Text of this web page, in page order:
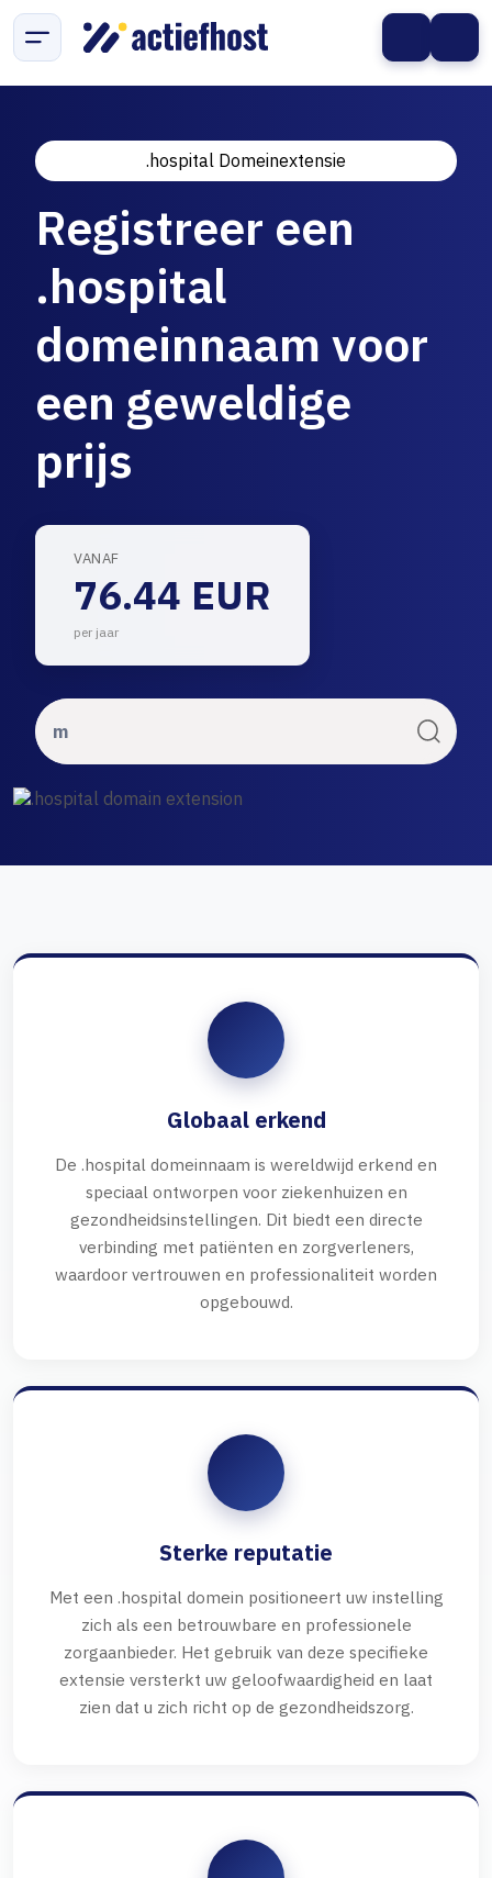
.hospital Domeinextensie
Registreer een
.hospital
domeinnaam voor
een geweldige
prijs
VANAF
76.44 EUR
per jaar
Globaal erkend
De .hospital domeinnaam is wereldwijd erkend en
speciaal ontworpen voor ziekenhuizen en
gezondheidsinstellingen. Dit biedt een directe
verbinding met patiënten en zorgverleners,
waardoor vertrouwen en professionaliteit worden
opgebouwd.
Sterke reputatie
Met een .hospital domein positioneert uw instelling
zich als een betrouwbare en professionele
zorgaanbieder. Het gebruik van deze specifieke
extensie versterkt uw geloofwaardigheid en laat
zien dat u zich richt op de gezondheidszorg.